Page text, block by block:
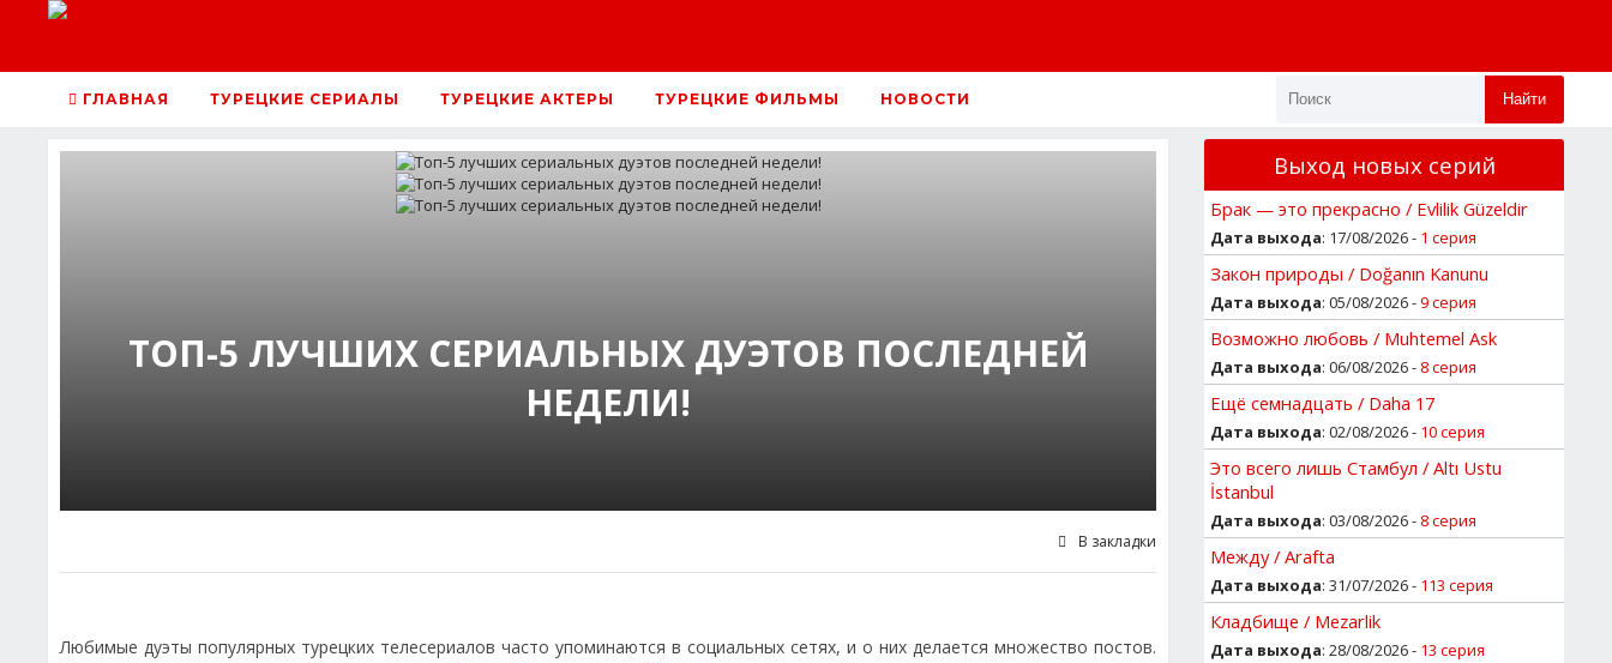
ГЛАВНАЯ ТУРЕЦКИЕ СЕРИАЛЫ ТУРЕЦКИЕ АКТЕРЫ ТУРЕЦКИЕ ФИЛЬМЫ НОВОСТИ Найти
ТОП-5 ЛУЧШИХ СЕРИАЛЬНЫХ ДУЭТОВ ПОСЛЕДНЕЙ
НЕДЕЛИ!
В закладки
Любимые дуэты популярных турецких телесериалов часто упоминаются в социальных сетях, и о них делается множество постов.
Выход новых серий
Брак — это прекрасно / Evlilik Güzeldir
Дата выхода: 17/08/2026 - 1 серия
Закон природы / Doğanın Kanunu
Дата выхода: 05/08/2026 -9 серия
Возможно любовь / Muhtemel Ask
Дата выхода: 06/08/2026 - 8 серия
Ещё семнадцать / Daha 17
Дата выхода: 02/08/2026 - 10 серия
Это всего лишь Стамбул / Altı Ustu
İstanbul
Дата выхода: 03/08/2026 - 8 серия
Между / Arafta
Дата выхода: 31/07/2026 - 113 серия
Кладбище / Mezarlik
Дата выхода: 28/08/2026 - 13 серия